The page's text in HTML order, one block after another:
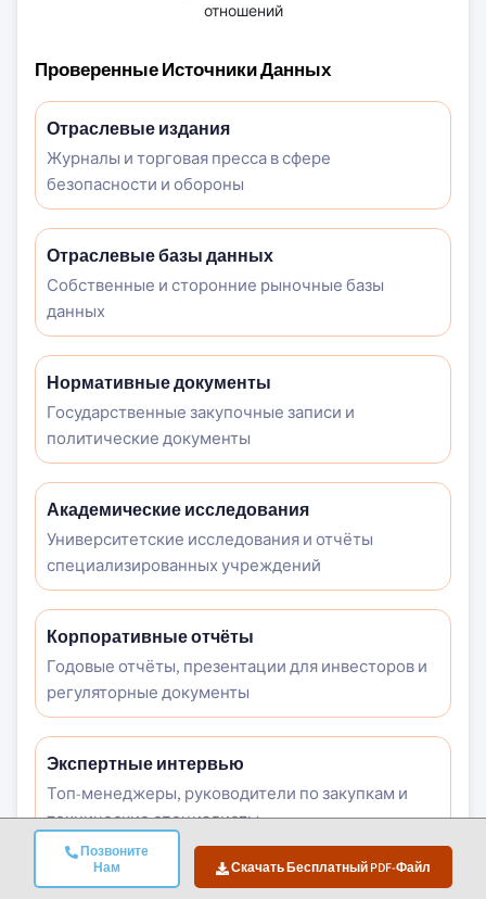
Позвоните
Нам
Скачать Бесплатный PDF-Файл
отношений
Проверенные Источники Данных
Отраслевые издания
Журналы и торговая пресса в сфере
безопасности и обороны
Отраслевые базы данных
Собственные и сторонние рыночные базы
данных
Нормативные документы
Государственные закупочные записи и
политические документы
Академические исследования
Университетские исследования и отчёты
специализированных учреждений
Корпоративные отчёты
Годовые отчёты, презентации для инвесторов и
регуляторные документы
Экспертные интервью
Топ-менеджеры, руководители по закупкам и
технические специалисты
Архив GMI